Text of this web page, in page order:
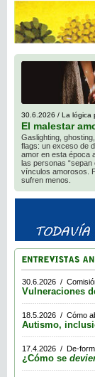
30.6.2026 / La lógica
El malestar
Gaslighting,
flags: un exceso de
amor en esta época
las personas
vínculos amorosos.
sufren menos.
30.6.2026 /
Vulneraciones
18.5.2026 / Cómo
Autismo,
17.4.2026 / De-
¿Cómo se